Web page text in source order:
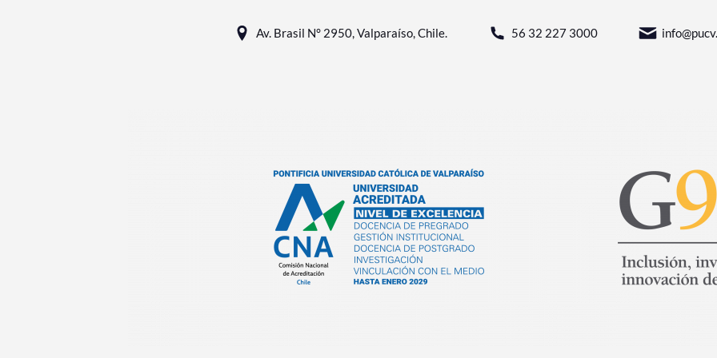
Av. Brasil N° 2950, Valparaíso, Chile. 56 32 227 3000